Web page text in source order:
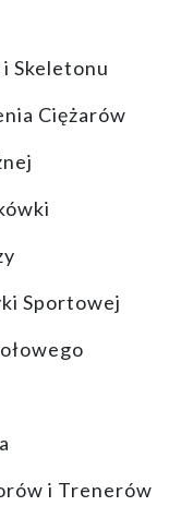
Skeletonu
Ciężarów
Sportowej
i Trenerów